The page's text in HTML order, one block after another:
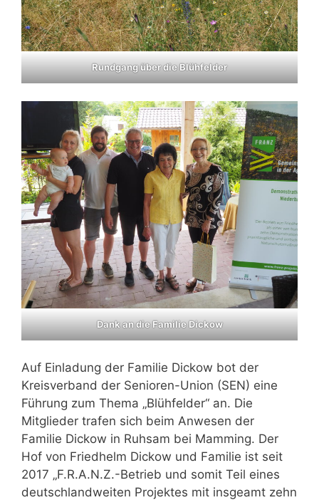
Rundgang über die Blühfelder
Dank an die Familie Dickow
Auf Einladung der Familie Dickow bot der
Kreisverband der Senioren-Union (SEN) eine
Führung zum Thema „Blühfelder“ an. Die
Mitglieder trafen sich beim Anwesen der
Familie Dickow in Ruhsam bei Mamming. Der
Hof von Friedhelm Dickow und Familie ist seit
2017 „F.R.A.N.Z.-Betrieb und somit Teil eines
deutschlandweiten Projektes mit insgeamt zehn